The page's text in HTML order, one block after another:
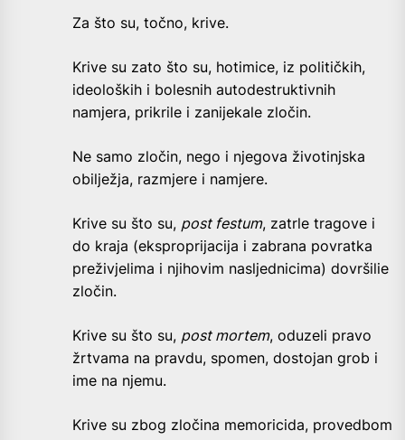
Za što su, točno, krive.
Krive su zato što su, hotimice, iz političkih,
ideoloških i bolesnih autodestruktivnih
namjera, prikrile i zanijekale zločin.
Ne samo zločin, nego i njegova životinjska
obilježja, razmjere i namjere.
Krive su što su, post festum, zatrle tragove i
do kraja (eksproprijacija i zabrana povratka
preživjelima i njihovim nasljednicima) dovršilie
zločin.
Krive su što su, post mortem, oduzeli pravo
žrtvama na pravdu, spomen, dostojan grob i
ime na njemu.
Krive su zbog zločina memoricida, provedbom